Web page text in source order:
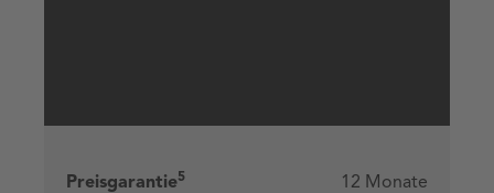
Preisgarantie5
12 Monate